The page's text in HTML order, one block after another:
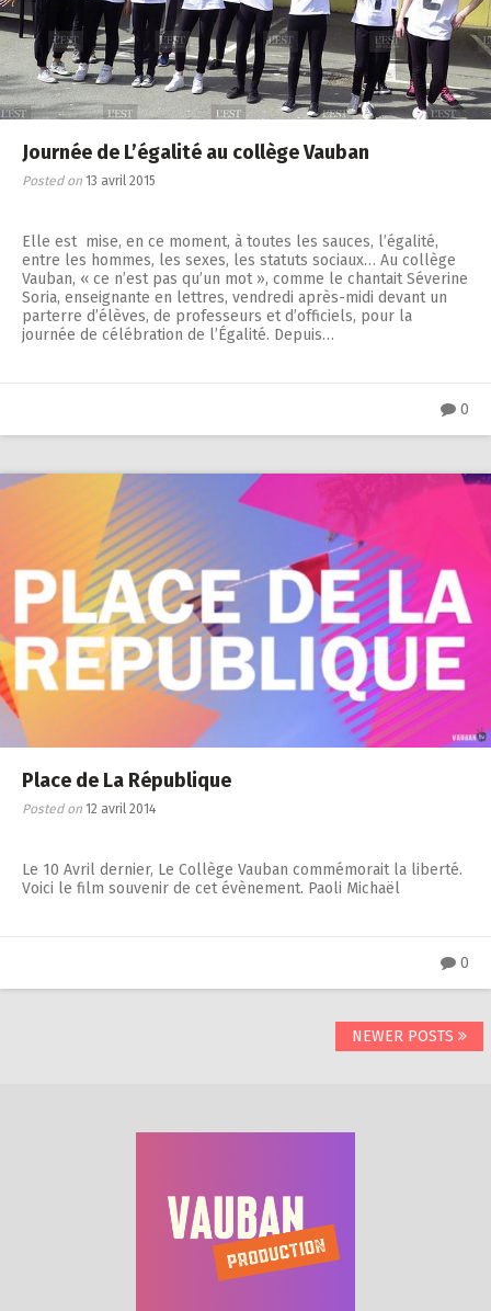
Journée de L’égalité au collège Vauban
Posted on 13 avril 2015
Elle est mise, en ce moment, à toutes les sauces, l’égalité,
entre les hommes, les sexes, les statuts sociaux… Au collège
Vauban, « ce n’est pas qu’un mot », comme le chantait Séverine
Soria, enseignante en lettres, vendredi après-midi devant un
parterre d’élèves, de professeurs et d’officiels, pour la
journée de célébration de l’Égalité. Depuis…
0
Place de La République
Posted on 12 avril 2014
Le 10 Avril dernier, Le Collège Vauban commémorait la liberté.
Voici le film souvenir de cet évènement. Paoli Michaël
0
NEWER POSTS